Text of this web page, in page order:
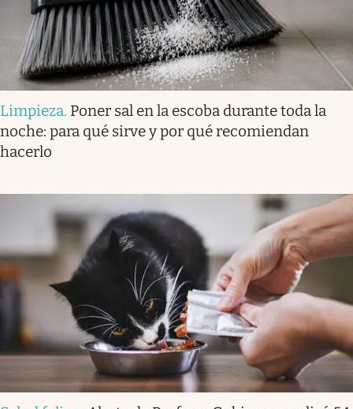
Limpieza. Poner sal en la escoba durante toda la
noche: para qué sirve y por qué recomiendan
hacerlo